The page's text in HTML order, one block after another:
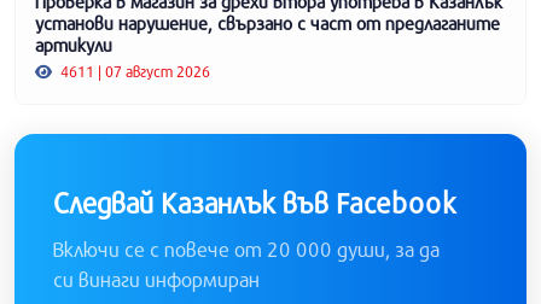
установи нарушение, свързано с част от предлаганите
артикули
4611 | 07 август 2026
Следвай Казанлък във Facebook
Включи се с повече от 20 000 души, за да
си винаги информиран